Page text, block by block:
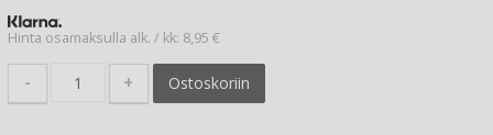
Hinta osamaksulla alk. / kk: 8,95 €
- + Ostoskoriin